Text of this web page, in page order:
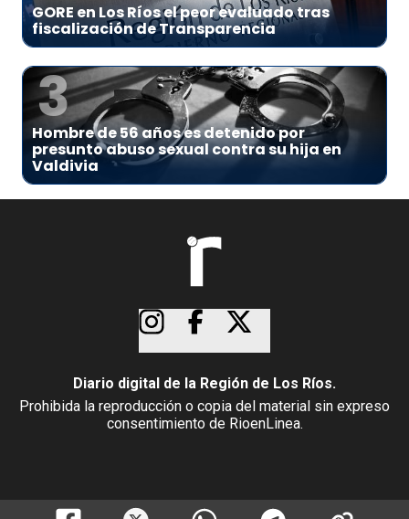
GORE en Los Ríos el peor evaluado tras
fiscalización de Transparencia
3
Hombre de 56 años es detenido por
presunto abuso sexual contra su hija en
Valdivia
Diario digital de la Región de Los Ríos.
Prohibida la reproducción o copia del material sin expreso
consentimiento de RioenLinea.